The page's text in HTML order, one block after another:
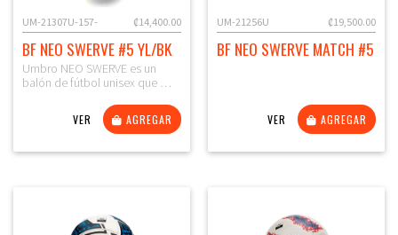
₡14,400.00
UM-21307U-157-
BF NEO SWERVE #5 YL/BK
Umbro NEO SWERVE es un
balón de fútbol unisex que …
VER AGREGAR
₡19,500.00
UM-21256U
BF NEO SWERVE MATCH #5
VER AGREGAR